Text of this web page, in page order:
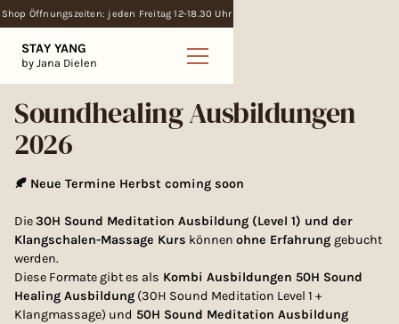
Shop Öffnungszeiten: jeden Freitag 12-18.30 Uhr
STAY YANG
by Jana Dielen
Soundhealing Ausbildungen
2026
🍂 Neue Termine Herbst coming soon
Die30H Sound Meditation Ausbildung (Level 1) und der
Klangschalen-Massage Kurs können ohne Erfahrung gebucht
werden.
Diese Formate gibt es als Kombi Ausbildungen 50H Sound
Healing Ausbildung (30H Sound Meditation Level 1 +
Klangmassage) und 50H Sound Meditation Ausbildung